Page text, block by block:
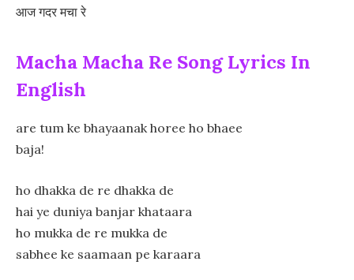
आज गदर मचा रे
Macha Macha Re Song Lyrics In
English
are tum ke bhayaanak horee ho bhaee
baja!
ho dhakka de re dhakka de
hai ye duniya banjar khataara
ho mukka de re mukka de
sabhee ke saamaan pe karaara